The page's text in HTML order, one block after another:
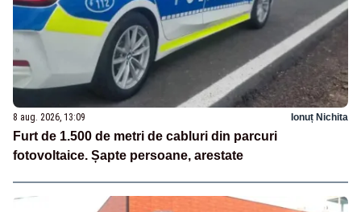
8 aug. 2026, 13:09 Ionuț Nichita
Furt de 1.500 de metri de cabluri din parcuri
fotovoltaice. Șapte persoane, arestate